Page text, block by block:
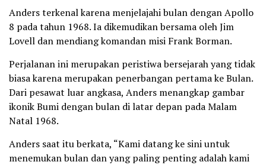
Anders terkenal karena menjelajahi bulan dengan Apollo
8 pada tahun 1968. Ia dikemudikan bersama oleh Jim
Lovell dan mendiang komandan misi Frank Borman.
Perjalanan ini merupakan peristiwa bersejarah yang tidak
biasa karena merupakan penerbangan pertama ke Bulan.
Dari pesawat luar angkasa, Anders menangkap gambar
ikonik Bumi dengan bulan di latar depan pada Malam
Natal 1968.
Anders saat itu berkata, “Kami datang ke sini untuk
menemukan bulan dan yang paling penting adalah kami